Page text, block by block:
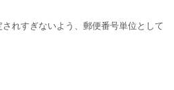
されすぎないよう、郵便番号単位として